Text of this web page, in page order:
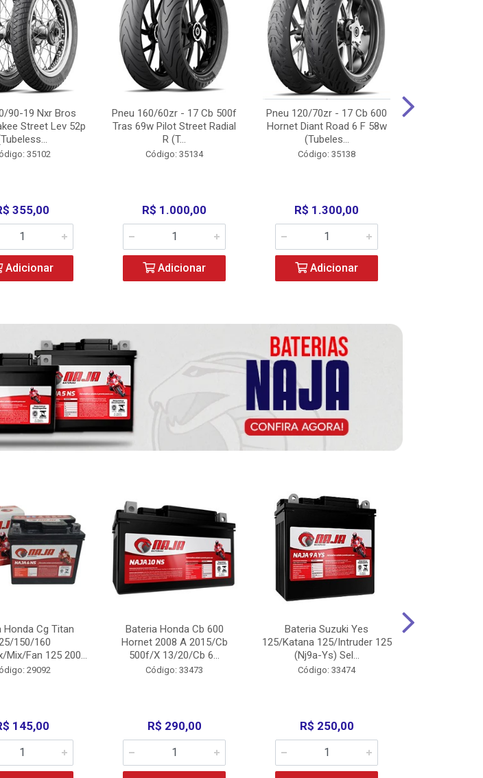
90-19 Nxr Bros
Street Lev 52p
35102
355,00
Adicionar
Pneu 160/60zr - 17 Cb 500f
Tras 69w Pilot Street Radial
R (T...
Código: 35134
R$ 1.000,00
Adicionar
Pneu 120/70zr - 17 Cb 600
Hornet Diant Road 6 F 58w
(Tubeles...
Código: 35138
R$ 1.300,00
Adicionar
Honda Cg Titan
150/160
Mix/Fan 125 200...
29092
145,00
Bateria Honda Cb 600
Hornet 2008 A 2015/Cb
500f/X 13/20/Cb 6...
Código: 33473
R$ 290,00
Bateria Suzuki Yes
125/Katana 125/Intruder 125
(Nj9a-Ys) Sel...
Código: 33474
R$ 250,00